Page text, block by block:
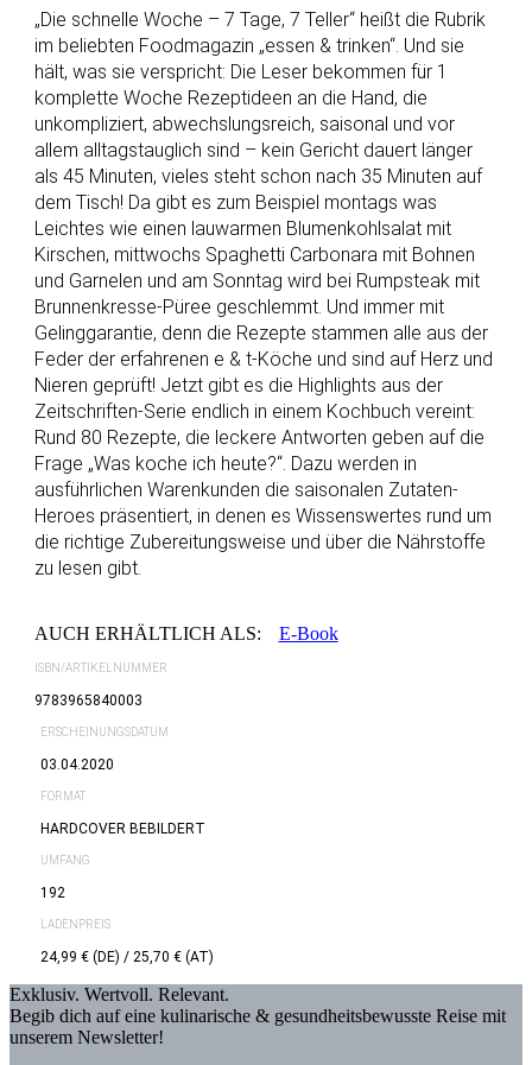
„Die schnelle Woche – 7 Tage, 7 Teller“ heißt die Rubrik
im beliebten Foodmagazin „essen & trinken“. Und sie
hält, was sie verspricht: Die Leser bekommen für 1
komplette Woche Rezeptideen an die Hand, die
unkompliziert, abwechslungsreich, saisonal und vor
allem alltagstauglich sind – kein Gericht dauert länger
als 45 Minuten, vieles steht schon nach 35 Minuten auf
dem Tisch! Da gibt es zum Beispiel montags was
Leichtes wie einen lauwarmen Blumenkohlsalat mit
Kirschen, mittwochs Spaghetti Carbonara mit Bohnen
und Garnelen und am Sonntag wird bei Rumpsteak mit
Brunnenkresse-Püree geschlemmt. Und immer mit
Gelinggarantie, denn die Rezepte stammen alle aus der
Feder der erfahrenen e & t-Köche und sind auf Herz und
Nieren geprüft! Jetzt gibt es die Highlights aus der
Zeitschriften-Serie endlich in einem Kochbuch vereint:
Rund 80 Rezepte, die leckere Antworten geben auf die
Frage „Was koche ich heute?“. Dazu werden in
ausführlichen Warenkunden die saisonalen Zutaten-
Heroes präsentiert, in denen es Wissenswertes rund um
die richtige Zubereitungsweise und über die Nährstoffe
zu lesen gibt.
AUCH ERHÄLTLICH ALS: E-Book
ISBN/ARTIKELNUMMER
9783965840003
ERSCHEINUNGSDATUM
03.04.2020
FORMAT
HARDCOVER BEBILDERT
UMFANG
192
LADENPREIS
24,99 € (DE) / 25,70 € (AT)
Exklusiv. Wertvoll. Relevant.
Begib dich auf eine kulinarische & gesundheitsbewusste Reise mit
unserem Newsletter!